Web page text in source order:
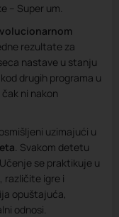
– Super um.
rezultate za
nastave u stanju
drugih programa u
ni nakon
uzimajući u
. Svakom detetu
se praktikuje u
različite igre i
opuštajuća,
odnosi.